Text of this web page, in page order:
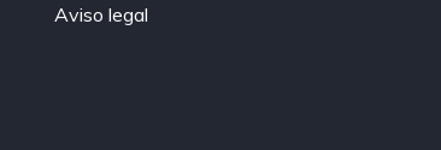
Aviso legal